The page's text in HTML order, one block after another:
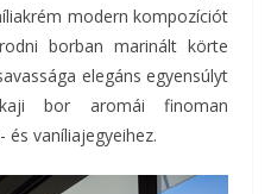
modern kompozíciót
borban marinált körte
elegáns egyensúlyt
bor aromái finoman
és vaníliajegyeihez.